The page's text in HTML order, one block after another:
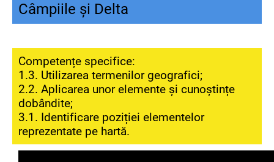
Câmpiile și Delta
Competențe specifice:
1.3. Utilizarea termenilor geografici;
2.2. Aplicarea unor elemente și cunoștințe
dobândite;
3.1. Identificare poziției elementelor
reprezentate pe hartă.